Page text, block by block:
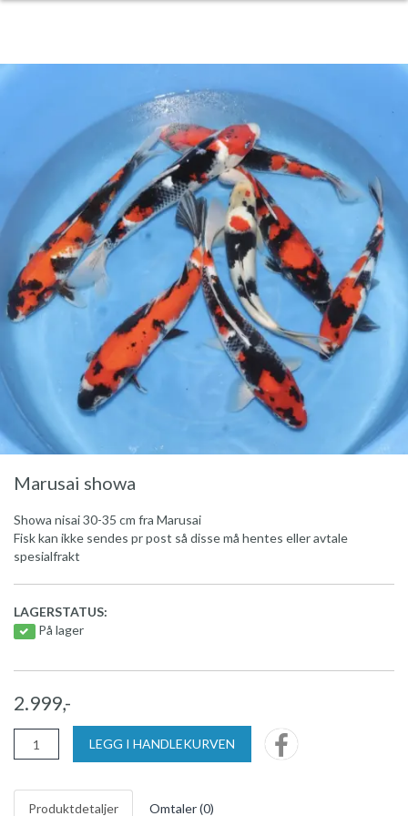
Marusai showa
Showa nisai 30-35 cm fra Marusai
Fisk kan ikke sendes pr post så disse må hentes eller avtale
spesialfrakt
LAGERSTATUS:
På lager
2.999,-
LEGG I HANDLEKURVEN
Produktdetaljer Omtaler (0)